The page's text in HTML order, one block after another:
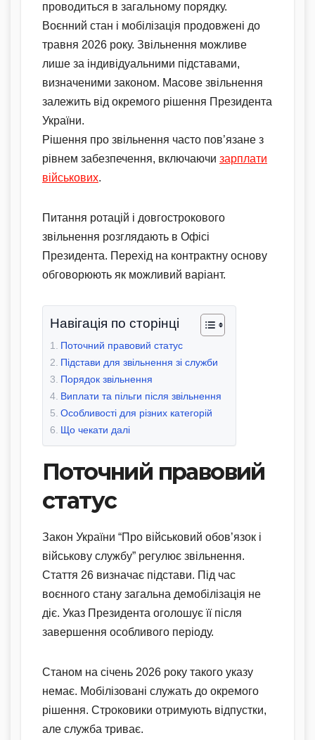
проводиться в загальному порядку.
Воєнний стан і мобілізація продовжені до
травня 2026 року. Звільнення можливе
лише за індивідуальними підставами,
визначеними законом. Масове звільнення
залежить від окремого рішення Президента
України.
Рішення про звільнення часто пов’язане з
рівнем забезпечення, включаючи зарплати
військових.
Питання ротацій і довгострокового
звільнення розглядають в Офісі
Президента. Перехід на контрактну основу
обговорюють як можливий варіант.
Навігація по сторінці
Поточний правовий статус
Підстави для звільнення зі служби
Порядок звільнення
Виплати та пільги після звільнення
Особливості для різних категорій
Що чекати далі
Поточний правовий
статус
Закон України “Про військовий обов’язок і
військову службу” регулює звільнення.
Стаття 26 визначає підстави. Під час
воєнного стану загальна демобілізація не
діє. Указ Президента оголошує її після
завершення особливого періоду.
Станом на січень 2026 року такого указу
немає. Мобілізовані служать до окремого
рішення. Строковики отримують відпустки,
але служба триває.